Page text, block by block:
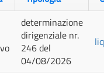
determinazione
dirigenziale nr.
246 del
04/08/2026